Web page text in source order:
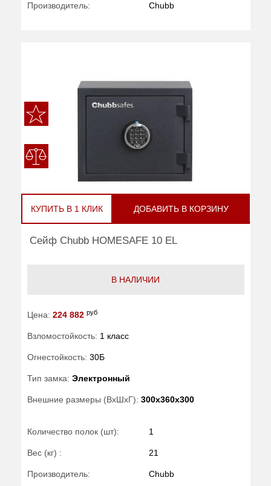
Производитель: Chubb
КУПИТЬ В 1 КЛИК ДОБАВИТЬ В КОРЗИНУ
Сейф Chubb HOMESAFE 10 EL
В НАЛИЧИИ
Цена: 224 882 руб
Взломостойкость: 1 класс
Огнестойкость: 30Б
Тип замка: Электронный
Внешние размеры (ВхШхГ): 300x360x300
Количество полок (шт): 1
Вес (кг) : 21
Производитель: Chubb